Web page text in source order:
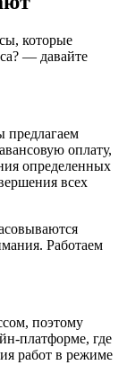
которые
— давайте
предлагаем
оплату,
определенных
всех
Работаем
поэтому
платформе, где
работ в режиме